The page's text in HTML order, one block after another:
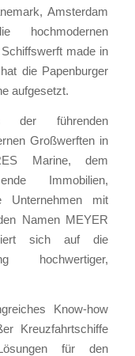
Amsterdam
made in
die Papenburger
aufgesetzt.
der führenden
Großwerften in
Marine, dem
Immobilien,
Unternehmen mit
Namen MEYER
sich auf die
hochwertiger,
Know-how
Kreuzfahrtschiffe
für den